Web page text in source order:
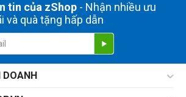
tin của zShop- Nhận nhiều ưu
và quà tặng hấp dẫn
DOANH